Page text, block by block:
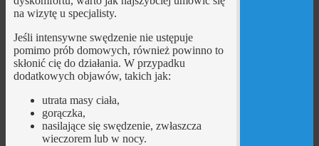
na wizytę u specjalisty.
Jeśli intensywne swędzenie nie ustępuje
pomimo prób domowych, również powinno to
skłonić cię do działania. W przypadku
dodatkowych objawów, takich jak:
utrata masy ciała,
gorączka,
nasilające się swędzenie, zwłaszcza
wieczorem lub w nocy.